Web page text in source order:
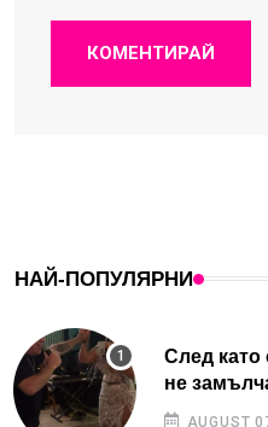
КОМЕНТИРАЙ
НАЙ-ПОПУЛЯРНИ
След като
не
AUGUST